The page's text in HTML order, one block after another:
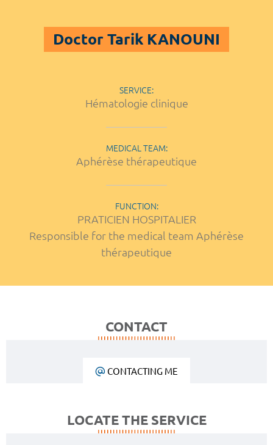
Doctor Tarik KANOUNI
SERVICE:
Hématologie clinique
MEDICAL TEAM:
Aphérèse thérapeutique
FUNCTION:
PRATICIEN HOSPITALIER
Responsible for the medical team Aphérèse
thérapeutique
CONTACT
CONTACTING ME
LOCATE THE SERVICE